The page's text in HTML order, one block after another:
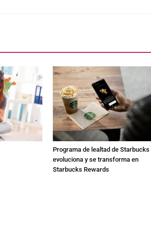
Programa de lealtad de Starbucks
evoluciona y se transforma en
Starbucks Rewards